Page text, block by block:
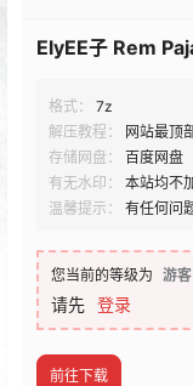
ElyEE子 Rem
格式：
7z
解压教程：
网站最顶
存储网盘：
百度网盘
有无水印：
本站均不
温馨提示：
有任何问
您当前的等级为 游客
请先 登录
前往下载